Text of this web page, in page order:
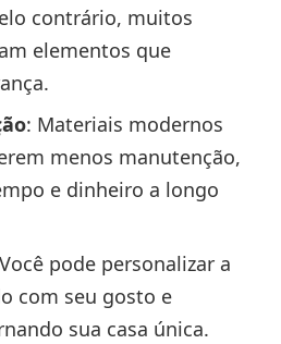
contrário, muitos
elementos que
: Materiais modernos
menos manutenção,
e dinheiro a longo
pode personalizar a
com seu gosto e
sua casa única.